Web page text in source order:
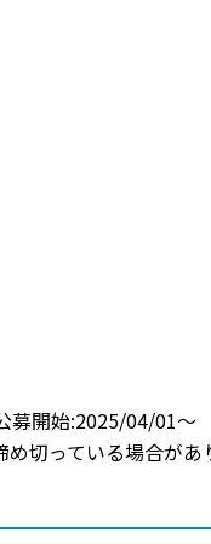
募開始:2025/04/01～
切っている場合があ